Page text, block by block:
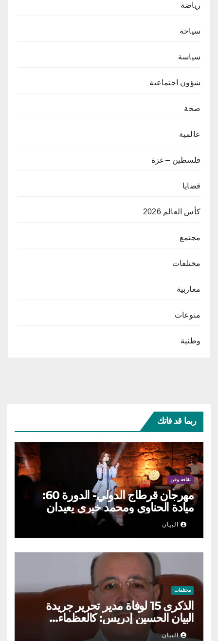
رياضة
سياحة
سياسة
شؤون اجتماعية
صحة
عالمية
فلسطين – غزة
قضايا
كأس العالم 2026
مجتمع
مختلفات
مغاربية
منوعات
وطنية
ربما قد فاتك
ثقافة وفن
مهرجان قرطاج الدولي- الدورة 60:
ميادة الحناوي ومحمد خيري يعيدان
الطرب السوري إلى ركح قرطاج
البيان
مختلفات
الذكرى 15 لوفاة مدير تحرير جريدة
البيان الحسين إدريس: كالعظماء…
عاش شامخا ورحل واقفا
البيان